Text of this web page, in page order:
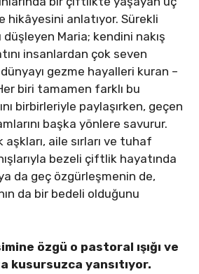
hikâyesini anlatıyor. Sürekli
Maria; kendini nakış
insanlardan çok seven
gezme hayalleri kuran –
biri tamamen farklı bu
birbirleriyle paylaşırken, geçen
başka yönlere savurur.
aşkları, aile sırları ve tuhaf
bezeli çiftlik hayatında
da geç özgürleşmenin de,
da bir bedeli olduğunu
özgü o pastoral ışığı ve
kusursuzca yansıtıyor.